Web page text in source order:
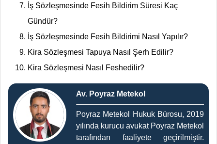
İş Sözleşmesinde Fesih Bildirim Süresi Kaç
Gündür?
İş Sözleşmesinde Fesih Bildirimi Nasıl Yapılır?
Kira Sözleşmesi Tapuya Nasıl Şerh Edilir?
Kira Sözleşmesi Nasıl Feshedilir?
Av. Poyraz Metekol
Poyraz Metekol Hukuk Bürosu, 2019
yılında kurucu avukat Poyraz Metekol
tarafından faaliyete geçirilmiştir.